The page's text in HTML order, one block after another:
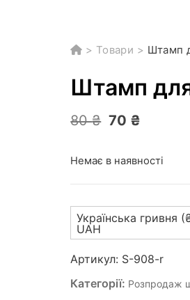
> Товари > Штамп
Штамп
80₴ Оригінальна
70 ₴
Немає в наявності
Українська гривня
UAH
Артикул: S-908-r
Категорії: Розпродаж